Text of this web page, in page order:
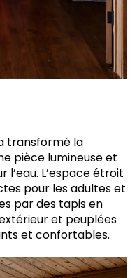
transformé la
pièce lumineuse et
l’eau. L’espace étroit
pour les adultes et
par des tapis en
et peuplées
et confortables.